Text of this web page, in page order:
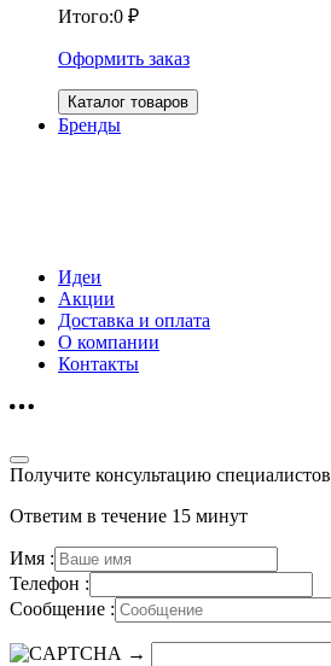
Итого:0 ₽
Оформить заказ
Каталог товаров
Бренды
Идеи
Акции
Доставка и оплата
О компании
Контакты
Получите консультацию специалистов
Ответим в течение 15 минут
Имя :
Телефон :
Сообщение :
→